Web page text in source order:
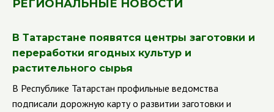
РЕГИОНАЛЬНЫЕ НОВОСТИ
В Татарстане появятся центры заготовки и
переработки ягодных культур и
растительного сырья
В Республике Татарстан профильные ведомства
подписали дорожную карту о развитии заготовки и